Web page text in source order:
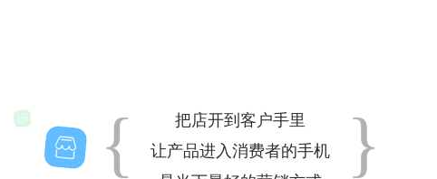
{ }
把店开到客户手里
让产品进入消费者的手机